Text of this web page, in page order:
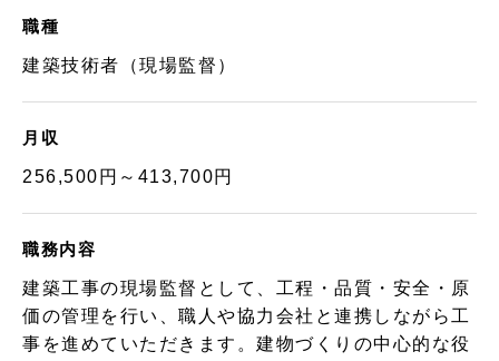
職種
建築技術者（現場監督）
月収
256,500円～413,700円
職務内容
建築工事の現場監督として、工程・品質・安全・原
価の管理を行い、職人や協力会社と連携しながら工
事を進めていただきます。建物づくりの中心的な役